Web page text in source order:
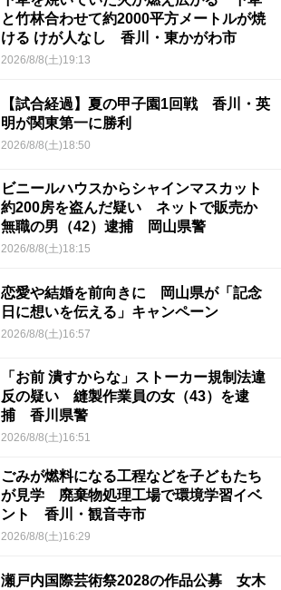
と竹林合わせて約2000平方メートルが焼
ける けが人なし 香川・東かがわ市
2026/8/8(土)19:13
【試合経過】夏の甲子園1回戦 香川・英
明が関東第一に勝利
2026/8/8(土)18:50
ビニールハウスからシャインマスカット
約200房を盗んだ疑い ネットで販売か
無職の男（42）逮捕 岡山県警
2026/8/8(土)18:15
恋愛や結婚を前向きに 岡山県が「記念
日に想いを伝える」キャンペーン
2026/8/8(土)16:57
「お前 潰すからな」ストーカー規制法違
反の疑い 縫製作業員の女（43）を逮
捕 香川県警
2026/8/8(土)16:51
ごみが燃料になる工程などを子どもたち
が見学 廃棄物処理工場で環境学習イベ
ント 香川・観音寺市
2026/8/8(土)16:29
瀬戸内国際芸術祭2028の作品公募 女木